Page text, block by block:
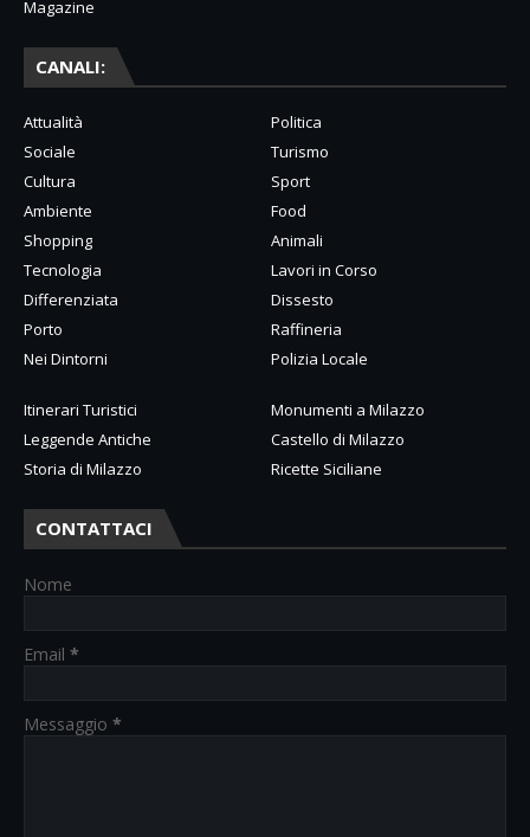
Magazine
CANALI:
Attualità
Politica
Sociale
Turismo
Cultura
Sport
Ambiente
Food
Shopping
Animali
Tecnologia
Lavori in Corso
Differenziata
Dissesto
Porto
Raffineria
Nei Dintorni
Polizia Locale
Itinerari Turistici
Monumenti a Milazzo
Leggende Antiche
Castello di Milazzo
Storia di Milazzo
Ricette Siciliane
CONTATTACI
Nome
Email *
Messaggio *